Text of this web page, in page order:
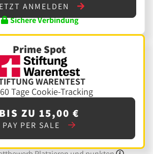
ANMELDEN
Sichere Verbindung
Prime Spot
WARENTEST
60 Tage Cookie-Tracking
BIS ZU 15,00 €
PAY PER SALE